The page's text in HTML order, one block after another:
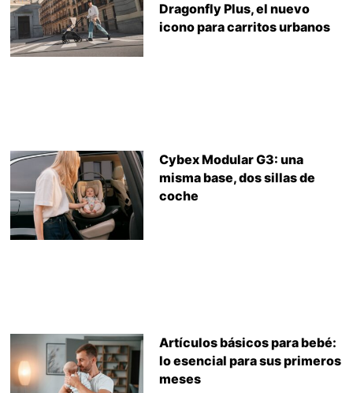
Dragonfly Plus, el nuevo
icono para carritos urbanos
Cybex Modular G3: una
misma base, dos sillas de
coche
Artículos básicos para bebé:
lo esencial para sus primeros
meses